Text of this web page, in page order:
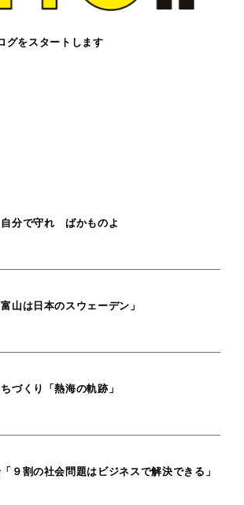
グをスタートします
分で守れ ばかものよ
山は日本のスウェーデン」
づくり「熱海の軌跡」
９割の社会問題はビジネスで解決できる」